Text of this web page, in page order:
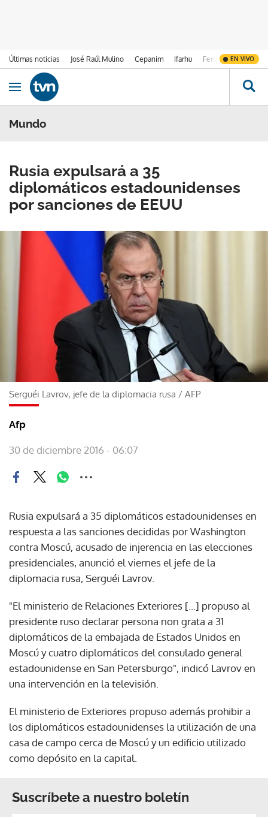
Últimas noticias José Raúl Mulino Cepanim Ifarhu Fenómeno de El
EN VIVO
Ir al contenido
Obrir navegació
Mundo
Rusia expulsará a 35
diplomáticos estadounidenses
por sanciones de EEUU
Serguéi Lavrov, jefe de la diplomacia rusa / AFP
Afp
30 de diciembre 2016 - 06:07
Rusia expulsará a 35 diplomáticos estadounidenses en
respuesta a las sanciones decididas por Washington
contra Moscú, acusado de injerencia en las elecciones
presidenciales, anunció el viernes el jefe de la
diplomacia rusa, Serguéi Lavrov.
"El ministerio de Relaciones Exteriores [...] propuso al
presidente ruso declarar persona non grata a 31
diplomáticos de la embajada de Estados Unidos en
Moscú y cuatro diplomáticos del consulado general
estadounidense en San Petersburgo", indicó Lavrov en
una intervención en la televisión.
El ministerio de Exteriores propuso además prohibir a
los diplomáticos estadounidenses la utilización de una
casa de campo cerca de Moscú y un edificio utilizado
como depósito en la capital.
Suscríbete a nuestro boletín